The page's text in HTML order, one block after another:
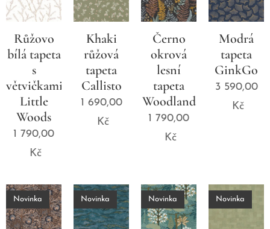
Růžovo
bílá tapeta
s
větvičkami
Little
Woods
1 790,00
Kč
Khaki
růžová
tapeta
Callisto
1 690,00
Kč
Černo
okrová
lesní
tapeta
Woodland
1 790,00
Kč
Modrá
tapeta
GinkGo
3 590,00
Kč
Novinka Novinka Novinka Novinka